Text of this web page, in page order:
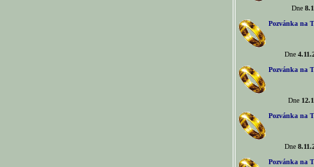
Dne
Pozvánka na
Dne
Pozvánka na
Dne
Pozvánka na
Dne
Pozvánka na